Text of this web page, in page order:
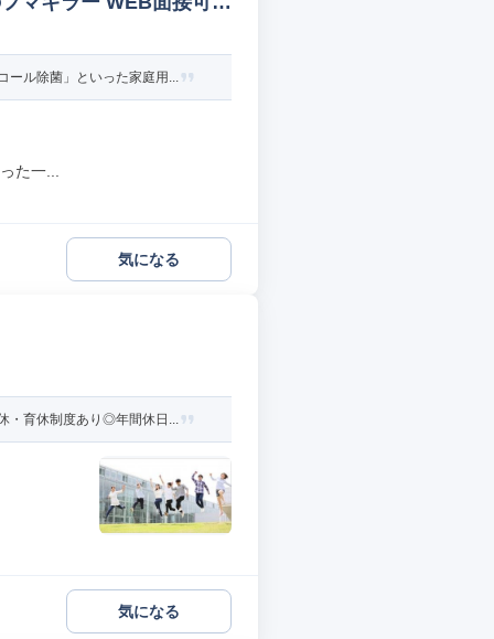
ール除菌」といった家庭用...
た一...
気になる
・育休制度あり◎年間休日...
気になる